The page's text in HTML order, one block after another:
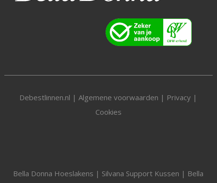
Debestlinnen.nl |Algemene voorwaarden | Privacy |
Cookies
Bella Donna Hoeslakens | Silvana Support Kussen | Bella